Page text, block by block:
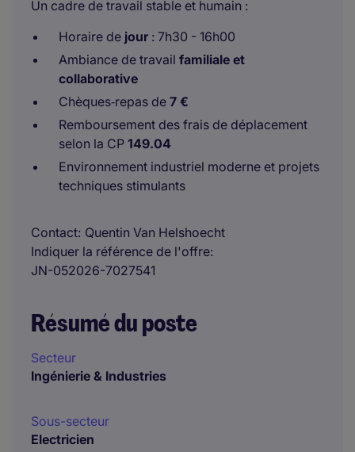
Un cadre de travail stable et humain :
Horaire de jour : 7h30 - 16h00
Ambiance de travail familiale et
collaborative
Chèques‑repas de 7 €
Remboursement des frais de déplacement
selon la CP 149.04
Environnement industriel moderne et projets
techniques stimulants
Contact Quentin Van Helshoecht
Indiquer la référence de l'offre
JN-052026-7027541
Résumé du poste
Secteur
Ingénierie & Industries
Sous-secteur
Electricien